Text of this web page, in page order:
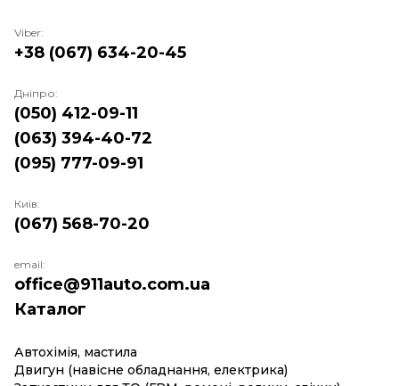
Каталог
Автохімія, мастила
Двигун (навісне обладнання, електрика)
Viber:
+38 (067) 634-20-45
Дніпро:
(050) 412-09-11
(063) 394-40-72
(095) 777-09-91
Київ:
(067) 568-70-20
email:
office@911auto.com.ua